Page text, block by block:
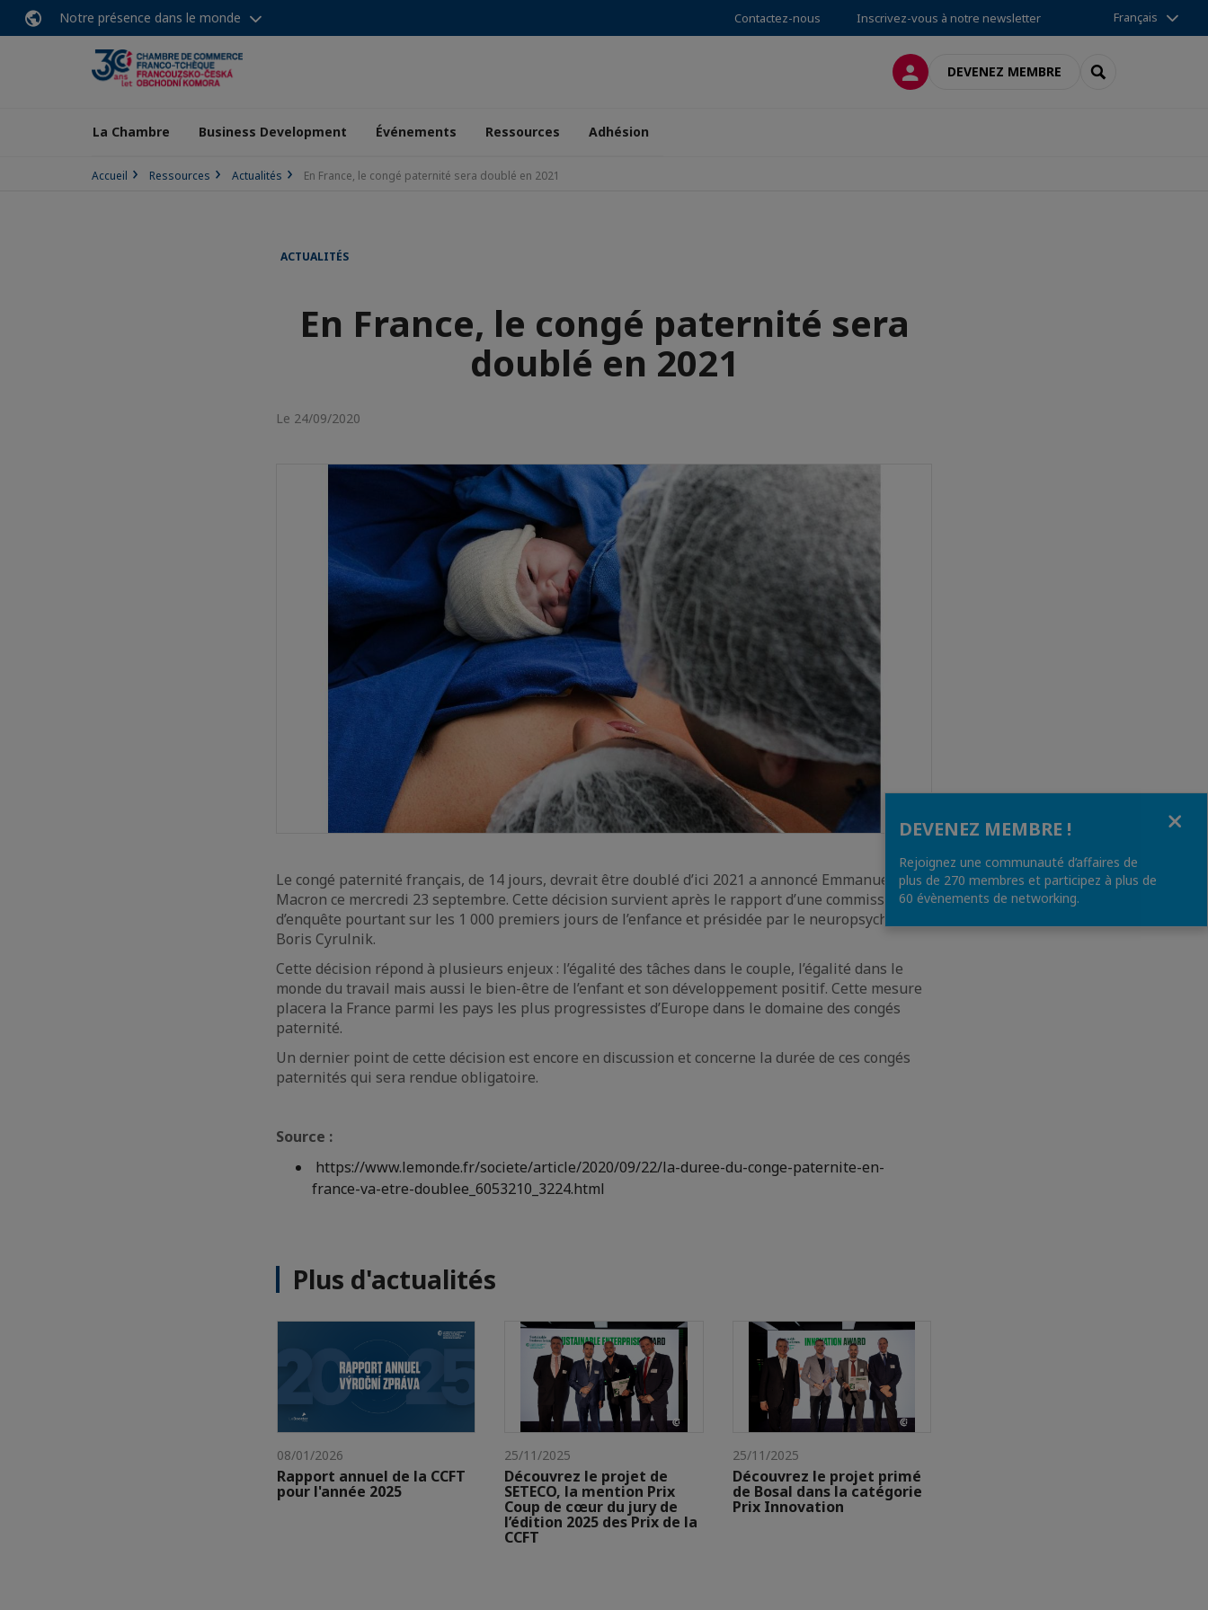
Notre présence dans le monde Contactez-nous Inscrivez-vous à notre newsletter Français
CONNEXIONDEVENEZ MEMBRE RECHERCHER
La Chambre Business Development Événements Ressources Adhésion
Accueil Ressources Actualités En France, le congé paternité sera doublé en 2021
ACTUALITÉS
En France, le congé paternité sera
doublé en 2021
Le 24/09/2020
Le congé paternité français, de 14 jours, devrait être doublé d’ici 2021 a annoncé Emmanuel
Macron ce mercredi 23 septembre. Cette décision survient après le rapport d’une commission
d’enquête pourtant sur les 1 000 premiers jours de l’enfance et présidée par le neuropsychiatre
Boris Cyrulnik.
Cette décision répond à plusieurs enjeux : l’égalité des tâches dans le couple, l’égalité dans le
monde du travail mais aussi le bien-être de l’enfant et son développement positif. Cette mesure
placera la France parmi les pays les plus progressistes d’Europe dans le domaine des congés
paternité.
Un dernier point de cette décision est encore en discussion et concerne la durée de ces congés
paternités qui sera rendue obligatoire.
Source :
https://www.lemonde.fr/societe/article/2020/09/22/la-duree-du-conge-paternite-en-
france-va-etre-doublee_6053210_3224.html
Plus d'actualités
08/01/2026
Rapport annuel de la CCFT
pour l'année 2025
25/11/2025
Découvrez le projet de
SETECO, la mention Prix
Coup de cœur du jury de
l’édition 2025 des Prix de la
CCFT
25/11/2025
Découvrez le projet primé
de Bosal dans la catégorie
Prix Innovation
DEVENEZ MEMBRE !
Rejoignez une communauté d’affaires de
plus de 270 membres et participez à plus de
60 évènements de networking.